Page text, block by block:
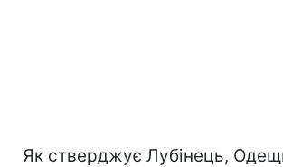
Як стверджує Лубінець,